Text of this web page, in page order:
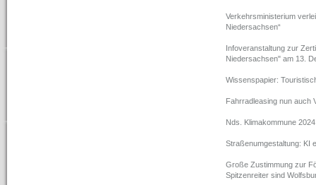
Verkehrsministerium
Niedersachsen“
Infoveranstaltung zur
Niedersachsen" am 13.
Wissenspapier:
Fahrradleasing nun auch
Nds. Klimakommune
Straßenumgestaltung: KI
Große Zustimmung zur
Spitzenreiter sind